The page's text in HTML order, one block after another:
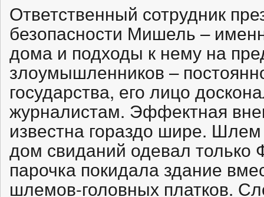
Ответственный сотрудник
безопасности Мишель –
дома и подходы к нему на
злоумышленников –
государства, его лицо
журналистам. Эффектная
известна гораздо шире.
дом свиданий одевал только
парочка покидала здание
шлемов-головных платков.